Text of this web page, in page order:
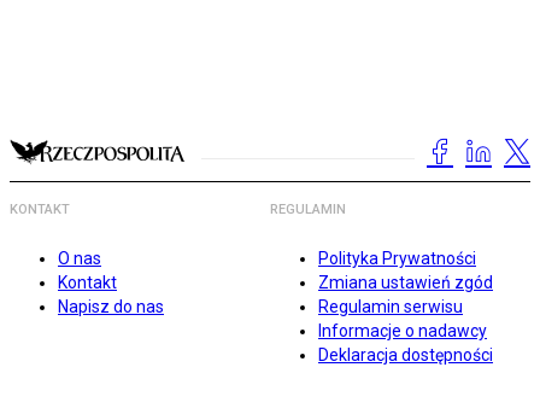
KONTAKT
O nas
Kontakt
Napisz do nas
REGULAMIN
Polityka Prywatności
Zmiana ustawień zgód
Regulamin serwisu
Informacje o nadawcy
Deklaracja dostępności